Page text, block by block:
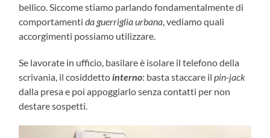
bellico. Siccome stiamo parlando fondamentalmente di
comportamentida guerriglia urbana , vediamo quali
accorgimenti possiamo utilizzare.
Se lavorate in ufficio, basilare è isolare il telefono della
scrivania, il cosiddetto interno: basta staccare il pin-jack
dalla presa e poi appoggiarlo senza contatti per non
destare sospetti.